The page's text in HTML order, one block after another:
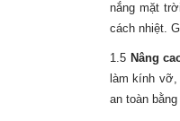
nắng mặt
cách nhiệt.
1.5 Nâng
làm kính
an toàn